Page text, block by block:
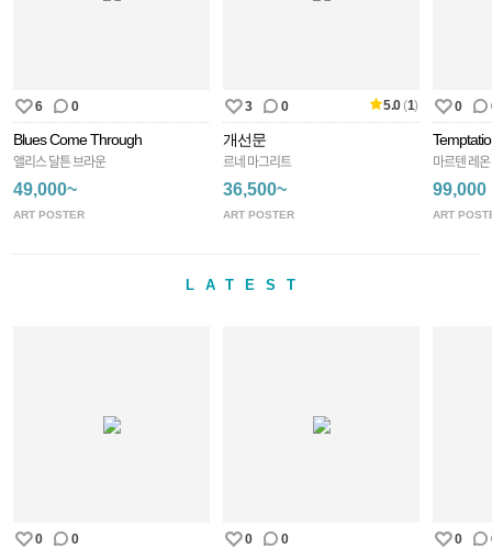
6 0
Blues Come Through
앨리스 달튼 브라운
49,000~
ART POSTER
3 0 5.0(1)
개선문
르네 마그리트
36,500~
ART POSTER
0
마르텐 레온
99,000
ART
LATEST
0 0 0 0 0